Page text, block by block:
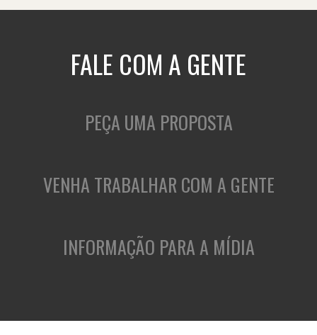
FALE COM A GENTE
PEÇA UMA PROPOSTA
VENHA TRABALHAR COM A GENTE
INFORMAÇÃO PARA A MÍDIA